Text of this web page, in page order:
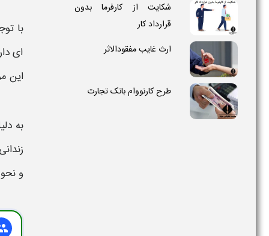
با
ای
این
به
زندانی
و
شکایت از کارفرما بدون
قرارداد کار
ارث غایب مفقودالاثر
طرح کارنووام بانک تجارت